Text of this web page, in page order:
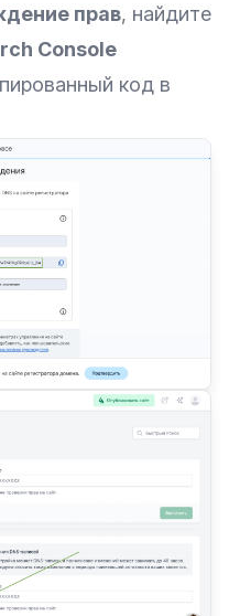
прав, найдите
Console
код в